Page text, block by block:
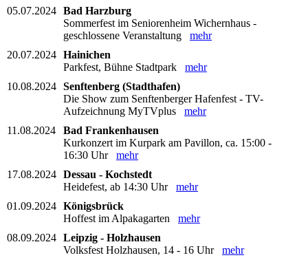
05.07.2024 Bad Harzburg
Sommerfest im Seniorenheim Wichernhaus -
geschlossene Veranstaltung mehr
20.07.2024 Hainichen
Parkfest, Bühne Stadtpark mehr
10.08.2024 Senftenberg (Stadthafen)
Die Show zum Senftenberger Hafenfest - TV-
Aufzeichnung MyTVplus mehr
11.08.2024
Bad Frankenhausen
Kurkonzert im Kurpark am Pavillon, ca. 15:00 -
16:30 Uhr mehr
17.08.2024 Dessau - Kochstedt
Heidefest, ab 14:30 Uhr mehr
01.09.2024 Königsbrück
Hoffest im Alpakagarten mehr
08.09.2024 Leipzig - Holzhausen
Volksfest Holzhausen, 14 - 16 Uhr mehr